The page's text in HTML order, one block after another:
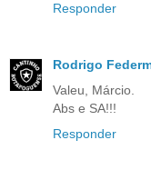
Responder
Rodrigo
Valeu, Márcio.
Abs e SA!!!
Responder